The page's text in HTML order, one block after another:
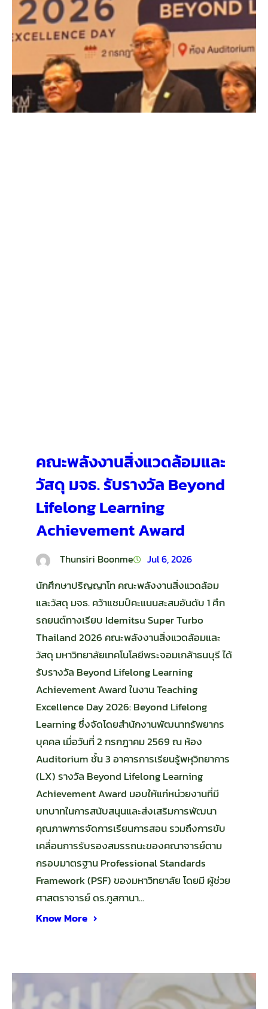
คณะพลังงานสิ่งแวดล้อมและ
วัสดุ มจธ. รับรางวัล Beyond
Lifelong Learning
Achievement Award
Thunsiri Boonme Jul 6, 2026
นักศึกษาปริญญาโท คณะพลังงานสิ่งแวดล้อม
และวัสดุ มจธ. คว้าแชมป์คะแนนสะสมอันดับ 1 ศึก
รถยนต์ทางเรียบ Idemitsu Super Turbo
Thailand 2026 คณะพลังงานสิ่งแวดล้อมและ
วัสดุ มหาวิทยาลัยเทคโนโลยีพระจอมเกล้าธนบุรี ได้
รับรางวัล Beyond Lifelong Learning
Achievement Award ในงาน Teaching
Excellence Day 2026: Beyond Lifelong
Learning ซึ่งจัดโดยสำนักงานพัฒนาทรัพยากร
บุคคล เมื่อวันที่ 2 กรกฎาคม 2569 ณ ห้อง
Auditorium ชั้น 3 อาคารการเรียนรู้พหุวิทยาการ
(LX) รางวัล Beyond Lifelong Learning
Achievement Award มอบให้แก่หน่วยงานที่มี
บทบาทในการสนับสนุนและส่งเสริมการพัฒนา
คุณภาพการจัดการเรียนการสอน รวมถึงการขับ
เคลื่อนการรับรองสมรรถนะของคณาจารย์ตาม
กรอบมาตรฐาน Professional Standards
Framework (PSF) ของมหาวิทยาลัย โดยมี ผู้ช่วย
ศาสตราจารย์ ดร.กูสกานา…
Know More